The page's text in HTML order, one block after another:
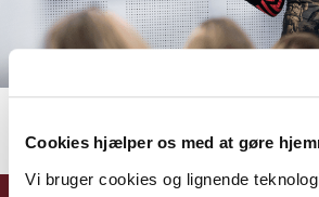
Cookies hjælper os med at gøre
Vi bruger cookies og lignende